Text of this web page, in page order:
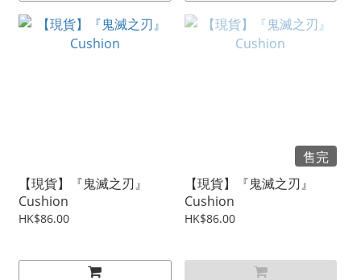
【現貨】『鬼滅之刃』
Cushion
HK$86.00
售完
【現貨】『鬼滅之刃』
Cushion
HK$86.00